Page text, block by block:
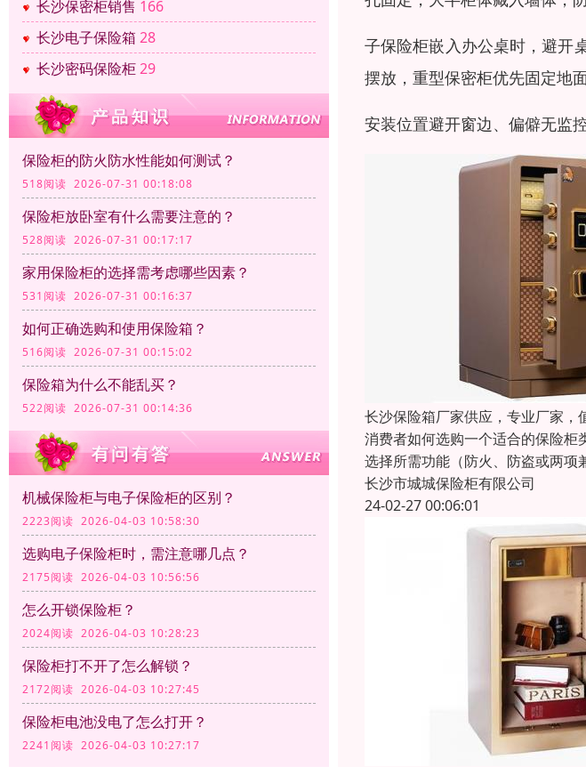
长沙保密柜销售 166
长沙电子保险箱 28
长沙密码保险柜29
保险柜的防火防水性能如何测试？
518阅读 2026-07-31 00:18:08
保险柜放卧室有什么需要注意的？
528阅读 2026-07-31 00:17:17
家用保险柜的选择需考虑哪些因素？
531阅读 2026-07-31 00:16:37
如何正确选购和使用保险箱？
516阅读 2026-07-31 00:15:02
保险箱为什么不能乱买？
522阅读 2026-07-31 00:14:36
机械保险柜与电子保险柜的区别？
2223阅读 2026-04-03 10:58:30
选购电子保险柜时，需注意哪几点？
2175阅读 2026-04-03 10:56:56
怎么开锁保险柜？
2024阅读 2026-04-03 10:28:23
保险柜打不开了怎么解锁？
2172阅读 2026-04-03 10:27:45
保险柜电池没电了怎么打开？
2241阅读 2026-04-03 10:27:17
子保险柜嵌入办公桌时，避开
摆放，重型保密柜优先固定地
安装位置避开窗边、偏僻无监
长沙保险箱厂家供应，专业厂家，
消费者如何选购一个适合的保险
选择所需功能（防火、防盗或两
长沙市城城保险柜有限公司
24-02-27 00:06:01